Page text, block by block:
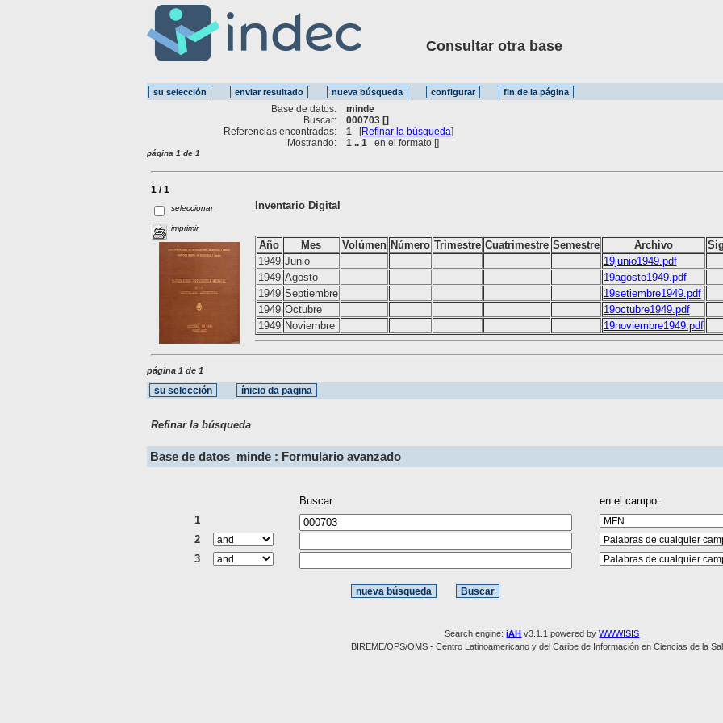
Consultar otra base
Base de datos:
minde
Buscar:
000703 []
Referencias encontradas:
1 [Refinar la búsqueda]
Mostrando:
1 .. 1 en el formato []
página 1 de 1
1 / 1
seleccionar
imprimir
Inventario Digital
Año Mes Volúmen Número Trimestre Cuatrimestre Semestre Archivo
1949 Junio
19junio1949.pdf
1949 Agosto
19agosto1949.pdf
1949 Septiembre
19setiembre1949.pdf
1949 Octubre
19octubre1949.pdf
1949 Noviembre 19noviembre1949.pdf
página 1 de 1
Refinar la búsqueda
Base de datos minde : Formulario avanzado
Buscar:
en el campo:
1
2
3
Search engine:iAH v3.1.1 powered byWWWISIS
BIREME/OPS/OMS - Centro Latinoamericano y del Caribe de Información en Ciencias de la